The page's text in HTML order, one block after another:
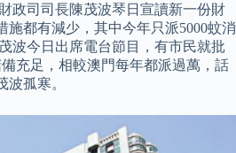
政司司長陳茂波琴日宣讀新一份財
施都有減少，其中今年只派5000蚊消
波今日出席電台節目，有市民就批
充足，相較澳門每年都派過萬，話
孤寒。